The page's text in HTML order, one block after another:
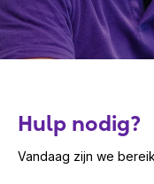
Hulp nodig?
Vandaag zijn we